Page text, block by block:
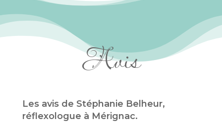
Avis
Les avis de Stéphanie Belheur,
réflexologue à Mérignac.